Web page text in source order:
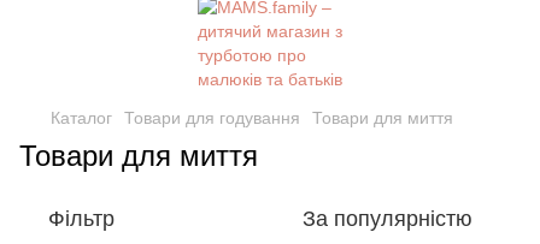
Каталог Товари для годування Товари для миття
Товари для миття
Фільтр За популярністю